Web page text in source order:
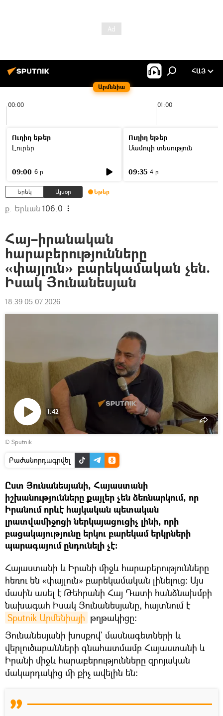
Արմենիա
ՀԱՅ
00:00 01:00
Ուղիղ եթեր
Լուրեր
09:00 6 ր
Ուղիղ եթեր
Մամուլի տեսություն
09:35 4 ր
Երեկ Այսօր Եթեր
ք. Երևան 106.0
Հայ–իրանական
հարաբերությունները
«փայլուն» բարեկամական չեն.
Իսակ Յունանեսյան
18:39 05.07.2026
Դիտել
տեսանյութը
1:42
© Sputnik
Բաժանորդագրվել
Ըստ Յունանեսյանի, Հայաստանի
իշխանությունները քայլեր չեն ձեռնարկում, որ
Իրանում որևէ հայկական պետական
լրատվամիջոցի ներկայացուցիչ լինի, որի
բացակայությունը երկու բարեկամ երկրների
պարագայում ընդունելի չէ։
Հայաստանի և Իրանի միջև հարաբերությունները
հեռու են «փայլուն» բարեկամական լինելուց։ Այս
մասին ասել է Թեհրանի Հայ Դատի hանձնախմբի
նախագահ Իսակ Յունանեսյանը, հայտնում է
Sputnik Արմենիայի թղթակիցը։
Յունանեսյանի խոսքով` մասնագետների և
վերլուծաբանների գնահատմամբ Հայաստանի և
Իրանի միջև հարաբերությունները զրոյական
մակարդակից մի քիչ ավելին են։